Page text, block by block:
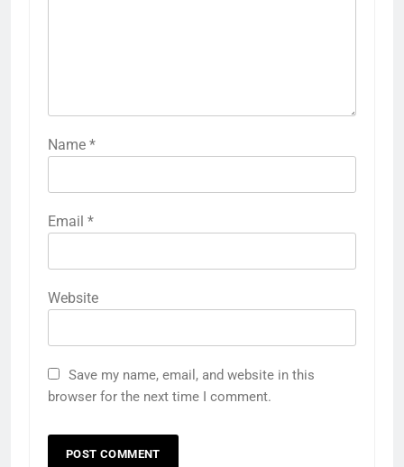
Name *
Email *
Website
Save my name, email, and website in this
browser for the next time I comment.